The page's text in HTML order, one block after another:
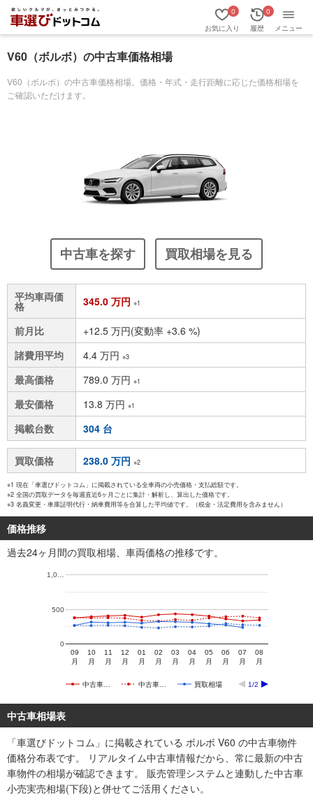
お気に入り
0
履歴
0
メニュー
V60（ボルボ）の中古車価格相場
V60（ボルボ）の中古車価格相場。価格・年式・走行距離に応じた価格相場を
ご確認いただけます。
中古車を探す 買取相場を見る
平均車両価
格 345.0 万円 ※1
前月比
+12.5 万円(変動率 +3.6 %)
諸費用平均
4.4 万円 ※3
最高価格 789.0 万円 ※1
最安価格 13.8 万円 ※1
掲載台数 304 台
買取価格 238.0 万円 ※2
※1 現在「車選びドットコム」に掲載されている全車両の小売価格・支払総額です。
※2 全国の買取データを毎週直近6ヶ月ごとに集計・解析し、算出した価格です。
※3 名義変更・車庫証明代行・納車費用等を合算した平均値です。（税金・法定費用を含みません）
価格推移
過去24ヶ月間の買取相場、車両価格の推移です。
中古車… 中古車… 買取相場 1/2
09
月
10
月
11
月
12
月
01
月
02
月
03
月
04
月
05
月
06
月
07
月
08
月
0
500
1,0…
中古車相場表
「車選びドットコム」に掲載されている ボルボ V60 の中古車物件
価格分布表です。 リアルタイム中古車情報だから、常に最新の中古
車物件の相場が確認できます。 販売管理システムと連動した中古車
小売実売相場(下段)と併せてご活用ください。